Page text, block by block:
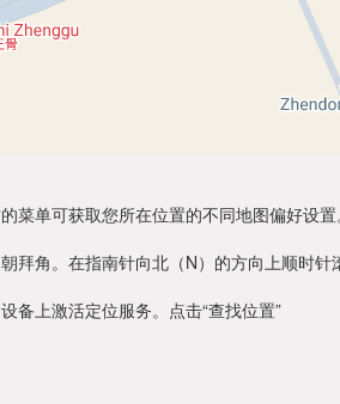
菜单可获取您所在位置的不同地图偏好设置
拜角。在指南针向北（N）的方向上顺时针
备上激活定位服务。点击“查找位置”